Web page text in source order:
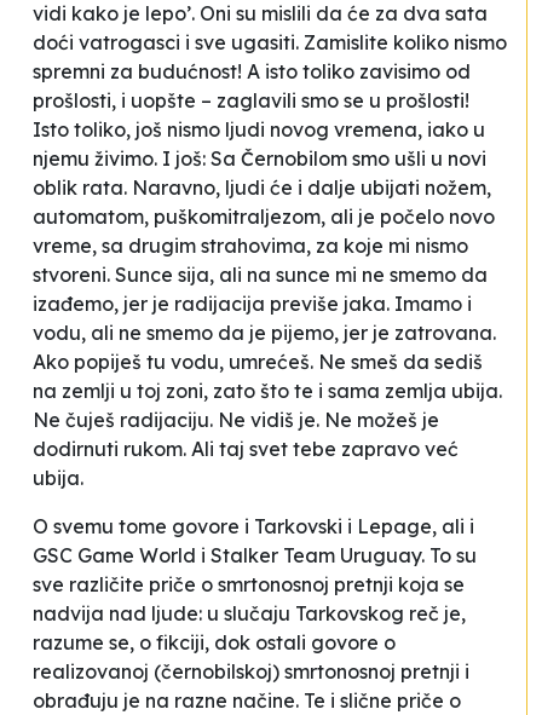
vidi kako je lepo’. Oni su mislili da će za dva sata
doći vatrogasci i sve ugasiti. Zamislite koliko nismo
spremni za budućnost! A isto toliko zavisimo od
prošlosti, i uopšte – zaglavili smo se u prošlosti!
Isto toliko, još nismo ljudi novog vremena, iako u
njemu živimo. I još: Sa Černobilom smo ušli u novi
oblik rata. Naravno, ljudi će i dalje ubijati nožem,
automatom, puškomitraljezom, ali je počelo novo
vreme, sa drugim strahovima, za koje mi nismo
stvoreni. Sunce sija, ali na sunce mi ne smemo da
izađemo, jer je radijacija previše jaka. Imamo i
vodu, ali ne smemo da je pijemo, jer je zatrovana.
Ako popiješ tu vodu, umrećeš. Ne smeš da sediš
na zemlji u toj zoni, zato što te i sama zemlja ubija.
Ne čuješ radijaciju. Ne vidiš je. Ne možeš je
dodirnuti rukom. Ali taj svet tebe zapravo već
ubija.
O svemu tome govore i Tarkovski i Lepage, ali i
GSC Game World i Stalker Team Uruguay. To su
sve različite priče o smrtonosnoj pretnji koja se
nadvija nad ljude: u slučaju Tarkovskog reč je,
razume se, o fikciji, dok ostali govore o
realizovanoj (černobilskoj) smrtonosnoj pretnji i
obrađuju je na razne načine. Te i slične priče o